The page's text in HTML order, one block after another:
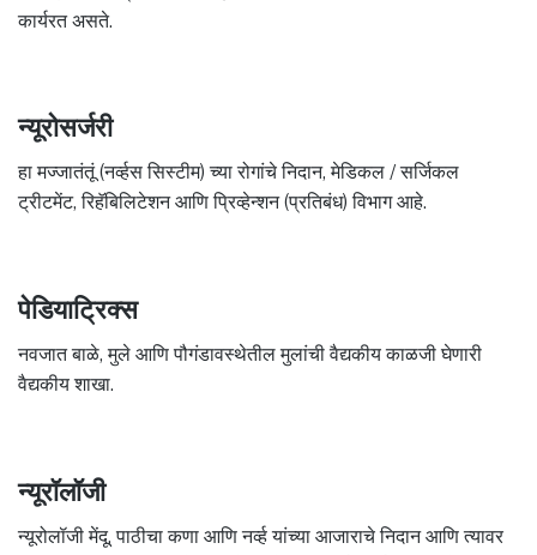
कार्यरत असते.
न्यूरोसर्जरी
हा मज्जातंतूं (नर्व्हस सिस्टीम) च्या रोगांचे निदान, मेडिकल / सर्जिकल
ट्रीटमेंट, रिहॅबिलिटेशन आणि प्रिव्हेन्शन (प्रतिबंध) विभाग आहे.
पेडियाट्रिक्स
नवजात बाळे, मुले आणि पौगंडावस्थेतील मुलांची वैद्यकीय काळजी घेणारी
वैद्यकीय शाखा.
न्यूरॉलॉजी
न्यूरोलॉजी मेंदू, पाठीचा कणा आणि नर्व्ह यांच्या आजाराचे निदान आणि त्यावर